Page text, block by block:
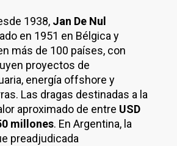
1938, Jan De Nul
en 1951 en Bélgica y
más de 100 países, con
proyectos de
energía offshore y
Las dragas destinadas a la
aproximado de entre USD
millones. En Argentina, la
preadjudicada